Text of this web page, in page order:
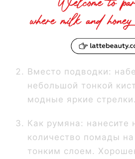
количество средство
перенесите на веки с
дополните макияж
Вместо подводки:
небольшой тонкой
модные яркие стрелки.
Как румяна: нанесите
количество помады
тонким слоем.